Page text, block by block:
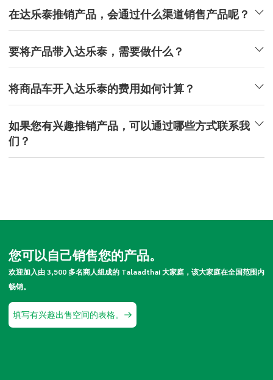
在达乐泰推销产品，会通过什么渠道销售产品呢？
要将产品带入达乐泰，需要做什么？
将商品车开入达乐泰的费用如何计算？
如果您有兴趣推销产品，可以通过哪些方式联系我
们？
您可以自己销售您的产品。
欢迎加入由 3,500 多名商人组成的 Talaadthai 大家庭，该大家庭在全国范围内
畅销。
填写有兴趣出售空间的表格。